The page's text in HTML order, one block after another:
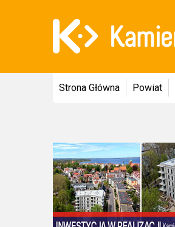
Strona Główna Powiat